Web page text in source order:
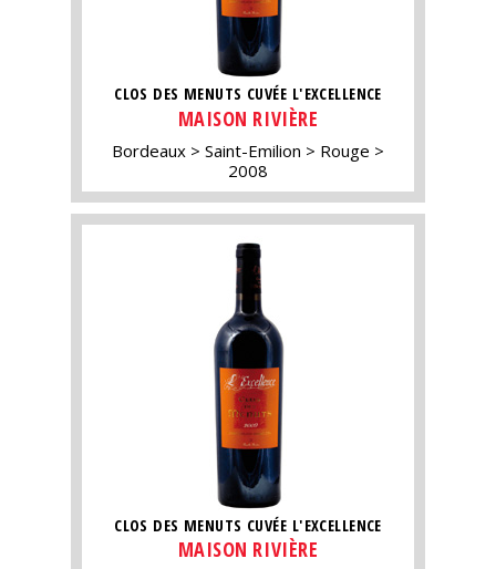
CLOS DES MENUTS CUVÉE L'EXCELLENCE
MAISON RIVIÈRE
Bordeaux Saint-Emilion
Rouge
2008
CLOS DES MENUTS CUVÉE L'EXCELLENCE
MAISON RIVIÈRE